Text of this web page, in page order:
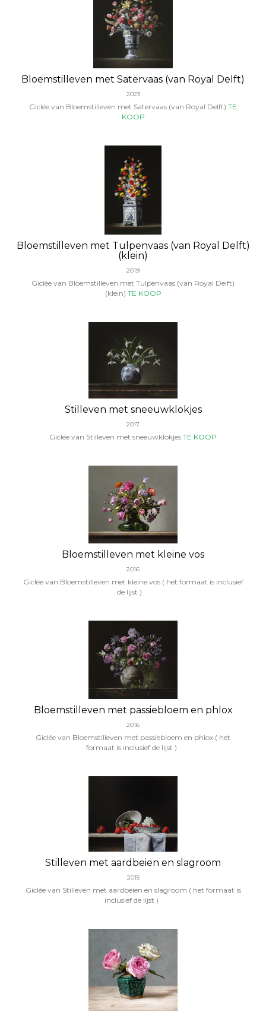
Bloemstilleven met Satervaas (van Royal Delft)
2023
Giclée van Bloemstilleven met Satervaas (van Royal Delft) TE
KOOP
Bloemstilleven met Tulpenvaas (van Royal Delft)
(klein)
2019
Giclée van Bloemstilleven met Tulpenvaas (van Royal Delft)
(klein) TE KOOP
Stilleven met sneeuwklokjes
2017
Giclée van Stilleven met sneeuwklokjes TE KOOP
Bloemstilleven met kleine vos
2016
Giclée van Bloemstilleven met kleine vos ( het formaat is inclusief
de lijst )
Bloemstilleven met passiebloem en phlox
2016
Giclée van Bloemstilleven met passiebloem en phlox ( het
formaat is inclusief de lijst )
Stilleven met aardbeien en slagroom
2015
Giclée van Stilleven met aardbeien en slagroom ( het formaat is
inclusief de lijst )